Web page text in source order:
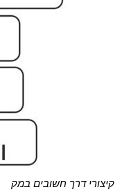
קיצורי דרך חשובים במק